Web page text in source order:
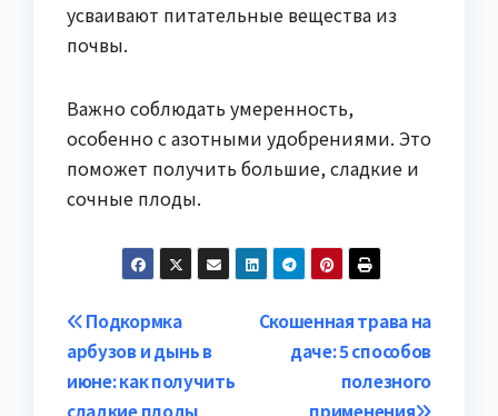
усваивают питательные вещества из
почвы.
Важно соблюдать умеренность,
особенно с азотными удобрениями. Это
поможет получить большие, сладкие и
сочные плоды.
Навигация
по
Скошенная трава на
даче: 5 способов
полезного
применения
Подкормка
арбузов и дынь в
июне: как получить
сладкие плоды